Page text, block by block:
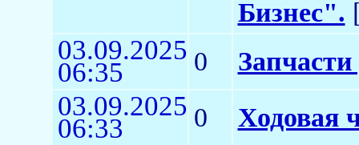
Бизнес".
03.09.2025
06:35 0 Запчасти
03.09.2025
06:33 0 Ходовая